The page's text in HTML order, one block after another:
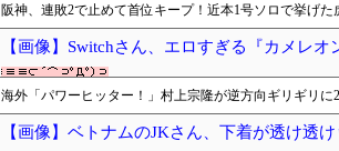
阪神、連敗2で止めて首位キープ！近本1号ソロで挙げた
【画像】Switchさん、エロすぎる『カメレ
海外「パワーヒッター！」村上宗隆が逆方向ギリギリに
【画像】ベトナムのJKさん、下着が透け透